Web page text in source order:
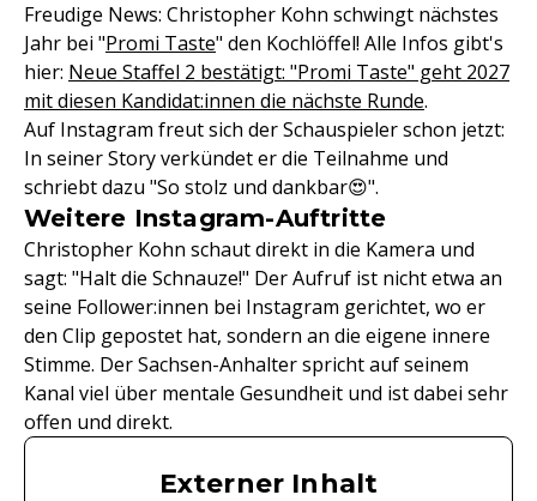
Freudige News: Christopher Kohn schwingt nächstes
Jahr bei "Promi Taste" den Kochlöffel! Alle Infos gibt's
hier: Neue Staffel 2 bestätigt: "Promi Taste" geht 2027
mit diesen Kandidat:innen die nächste Runde.
Auf Instagram freut sich der Schauspieler schon jetzt:
In seiner Story verkündet er die Teilnahme und
schriebt dazu "So stolz und dankbar😍".
Weitere Instagram-Auftritte
Christopher Kohn schaut direkt in die Kamera und
sagt: "Halt die Schnauze!" Der Aufruf ist nicht etwa an
seine Follower:innen bei Instagram gerichtet, wo er
den Clip gepostet hat, sondern an die eigene innere
Stimme. Der Sachsen-Anhalter spricht auf seinem
Kanal viel über mentale Gesundheit und ist dabei sehr
offen und direkt.
Externer Inhalt